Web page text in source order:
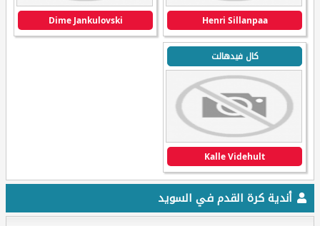
Henri Sillanpaa
Dime Jankulovski
كال فيدهالت
Kalle Videhult
أندية كرة القدم في السويد